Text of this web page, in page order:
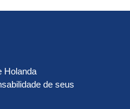
Holanda
de seus